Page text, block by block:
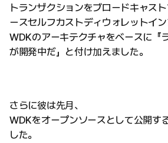
トランザクションをブロードキャス
ースセルフカストディウォレットイン
WDKのアーキテクチャをベースに『
が開発中だ」と付け加えました。
さらに彼は先月、
WDKをオープンソースとして公開す
した。